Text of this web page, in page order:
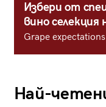
Избери от
вино селекция
Grape
Най-